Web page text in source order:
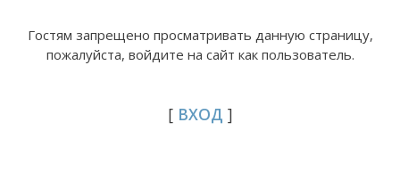
Гостям запрещено просматривать данную страницу,
пожалуйста, войдите на сайт как пользователь.
[ ВХОД ]